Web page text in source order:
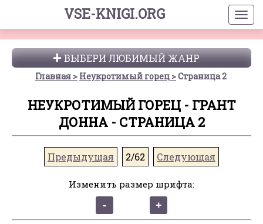
VSE-KNIGI.ORG
ВЫБЕРИ ЛЮБИМЫЙ ЖАНР
Главная Неукротимый горец Страница 2
НЕУКРОТИМЫЙ ГОРЕЦ - ГРАНТ
ДОННА - СТРАНИЦА 2
Предыдущая 2/62 Следующая
Изменить размер шрифта: